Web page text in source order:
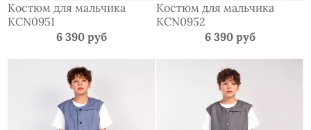
Костюм для мальчика
KCN0951
6 390 руб
Костюм для мальчика
KCN0952
6 390 руб